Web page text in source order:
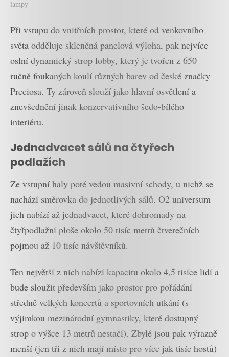
lampy
Při vstupu do vnitřních prostor, které od venkovního
světa odděluje skleněná panelová výloha, pak nejvíce
oslní dynamický strop lobby, který je tvořen z 650
ručně foukaných koulí různých barev od české značky
Preciosa. Ty zároveň slouží jako hlavní osvětlení a
znevšednění jinak konzervativního šedo-bílého
interiéru.
Jednadvacet sálů na čtyřech
podlažích
Ze vstupní haly poté vedou masivní schody, u nichž se
nachází směrovka do jednotlivých sálů. O2 universum
jich nabízí až jednadvacet, které dohromady na
čtyřpodlažní ploše okolo 50 tisíc metrů čtverečních
pojmou až 10 tisíc návštěvníků.
Ten největší z nich nabízí kapacitu okolo 4,5 tisíce lidí a
bude sloužit především jako prostor pro pořádání
středně velkých koncertů a sportovních utkání (s
výjimkou mezinárodní gymnastiky, které dostupný
strop o výšce 13 metrů nestačí). Zbylé jsou pak výrazně
menší (jen tři z nich mají místo pro více jak tisíc hostů)